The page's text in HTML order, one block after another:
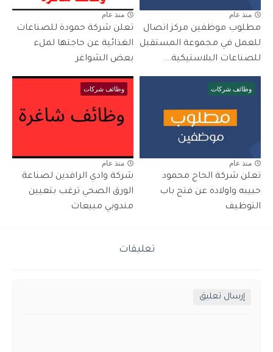
منذ عام
مطلوب موظفين مركز اتصال
للعمل في مجموعة المستقبل
للصناعات البلاستيكية...
منذ عام
تعلن شركة حمودة للصناعات
الغذائية عن حاجتها لملء
بعض الشواغر
وظائف شركات
منذ عام
تعلن شركة الحاج محمود
حبيبه واولاده عن فتح باب
التوظيف
وظائف شركات
منذ عام
شركة وادي الرافدين لصناعة
الورق الصحي ترغب بتعيين
مندوبي مبيعات
تعليقات
إرسال تعليق